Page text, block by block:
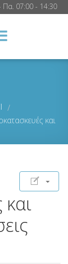
Πα. 07:00 - 14:30
/
και